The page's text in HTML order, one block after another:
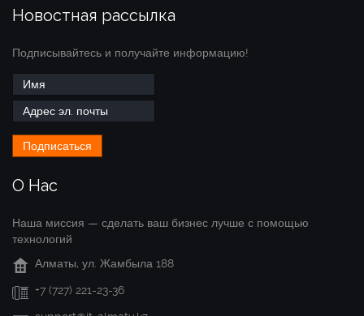
Новостная рассылка
Подписывайтесь и получайте информацию!
О Нас
Наша миссия — сделать ваш бизнес лучше с помощью
технологий
Алматы, ул. Жамбыла 188
+7 (727) 221-23-36